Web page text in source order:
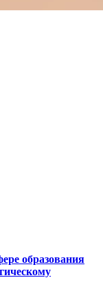
образования